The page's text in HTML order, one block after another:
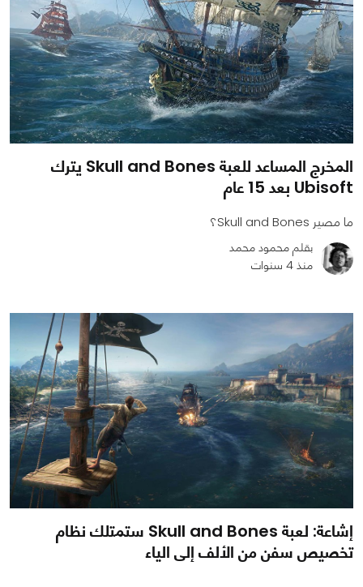
1005
0
0
المخرج المساعد للعبة Skull and Bones يترك
Ubisoft بعد 15 عام
ما مصير Skull and Bones؟
بقلم محمود محمد
منذ 4 سنوات
إشاعة: لعبة Skull and Bones ستمتلك نظام
تخصيص سفن من الألف إلى الياء